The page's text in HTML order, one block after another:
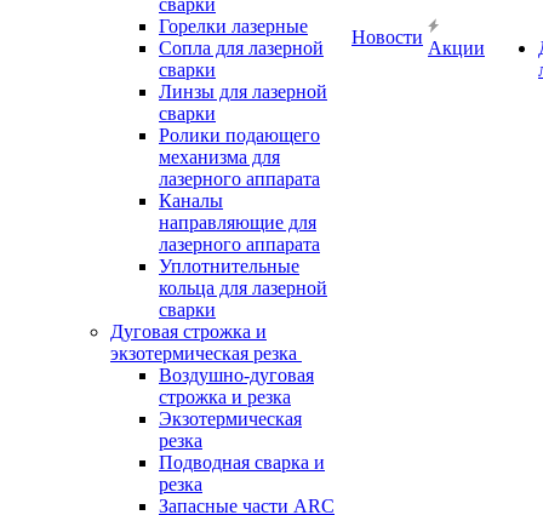
сварки
Горелки лазерные
Сопла для лазерной
сварки
Линзы для лазерной
сварки
Ролики подающего
механизма для
лазерного аппарата
Каналы
направляющие для
лазерного аппарата
Уплотнительные
кольца для лазерной
сварки
Дуговая строжка и
экзотермическая резка
Воздушно-дуговая
строжка и резка
Экзотермическая
резка
Подводная сварка и
резка
Запасные части ARC
Новости
Акции